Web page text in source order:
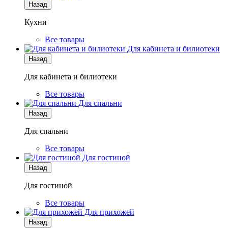
Назад
Кухни
Все товары
Для кабинета и билиотеки
Назад
Для кабинета и билиотеки
Все товары
Для спальни
Назад
Для спальни
Все товары
Для гостиной
Назад
Для гостиной
Все товары
Для прихожей
Назад